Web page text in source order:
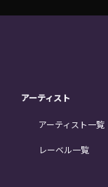
アーティスト
アーティスト一覧
レーベル一覧